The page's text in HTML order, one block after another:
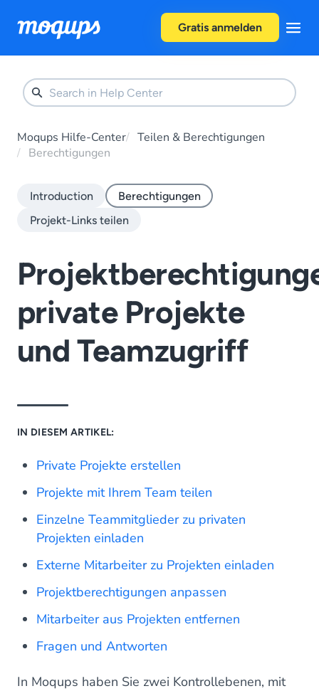
Gratis anmelden
Moqups Hilfe-Center
Teilen & Berechtigungen
Berechtigungen
Introduction
Berechtigungen
Projekt-Links teilen
private Projekte
und Teamzugriff
IN DIESEM ARTIKEL:
Private Projekte erstellen
Projekte mit Ihrem Team teilen
Einzelne Teammitglieder zu privaten
Projekten einladen
Externe Mitarbeiter zu Projekten einladen
Projektberechtigungen anpassen
Mitarbeiter aus Projekten entfernen
Fragen und Antworten
In Moqups haben Sie zwei Kontrollebenen, mit